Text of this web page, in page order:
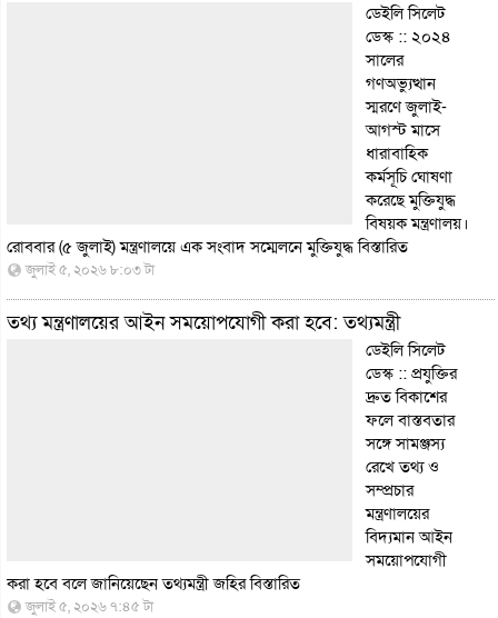
ডেইলি সিলেট
ডেস্ক :: ২০২৪
সালের
গণঅভ্যুত্থান
স্মরণে জুলাই-
আগস্ট মাসে
ধারাবাহিক
কর্মসূচি ঘোষণা
করেছে মুক্তিযুদ্ধ
বিষয়ক মন্ত্রণালয়।
রোববার (৫ জুলাই) মন্ত্রণালয়ে এক সংবাদ সম্মেলনে মুক্তিযুদ্ধবিস্তারিত
জুলাই ৫, ২০২৬ ৮:০৩ টা
তথ্য মন্ত্রণালয়ের আইন সময়োপযোগী করা হবে: তথ্যমন্ত্রী
ডেইলি সিলেট
ডেস্ক :: প্রযুক্তির
দ্রুত বিকাশের
ফলে বাস্তবতার
সঙ্গে সামঞ্জস্য
রেখে তথ্য ও
সম্প্রচার
মন্ত্রণালয়ের
বিদ্যমান আইন
সময়োপযোগী
করা হবে বলে জানিয়েছেন তথ্যমন্ত্রী জহিরবিস্তারিত
জুলাই ৫, ২০২৬ ৭:৪৫ টা